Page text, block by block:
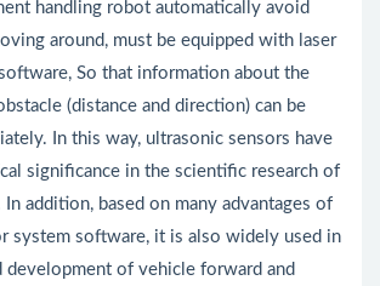
handling robot automatically avoid
around, must be equipped with laser
So that information about the
(distance and direction) can be
In this way, ultrasonic sensors have
significance in the scientific research of
addition, based on many advantages of
system software, it is also widely used in
development of vehicle forward and